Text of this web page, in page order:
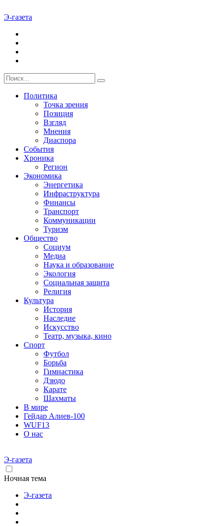
Э-газета
Политика
Точка зрения
Позиция
Взгляд
Мнения
Диаспора
События
Хроника
Регион
Экономика
Энергетика
Инфраструктура
Финансы
Транспорт
Коммуникации
Туризм
Общество
Социум
Медиа
Наука и образование
Экология
Социальная защита
Религия
Культура
История
Наследие
Искусство
Театр, музыка, кино
Спорт
Футбол
Борьба
Гимнастика
Дзюдо
Карате
Шахматы
В мире
Гейдар Алиев-100
WUF13
О нас
Э-газета
Ночная тема
Э-газета